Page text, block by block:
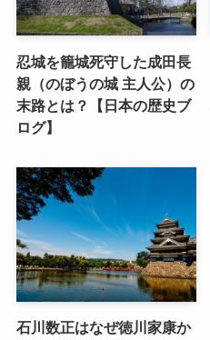
忍城を籠城死守した成田長
親（のぼうの城 主人公）の
末路とは？【日本の歴史ブ
ログ】
石川数正はなぜ徳川家康か